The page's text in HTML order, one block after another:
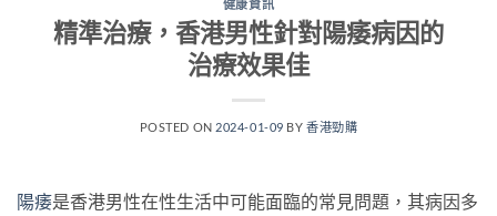
健康資訊
精準治療，香港男性針對陽痿病因的
治療效果佳
POSTED ON 2024-01-09 BY香港勁購
陽痿是香港男性在性生活中可能面臨的常見問題，其病因多